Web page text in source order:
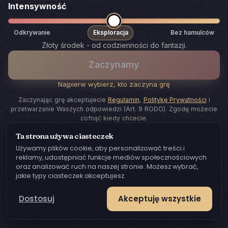
Intensywność
Odkrywanie Eksploracja Bez hamulców
Złoty środek - od codzienności do fantazji.
Zaczynamy
Najpierw wybierz, kto zaczyna grę
Zaczynając grę akceptujecie Regulamin, Politykę Prywatności i
przetwarzanie Waszych odpowiedzi (Art. 9 RODO). Zgodę możecie
cofnąć kiedy chcecie.
Ta strona używa ciasteczek
Używamy plików cookie, aby personalizować treści i
reklamy, udostępniać funkcje mediów społecznościowych
oraz analizować ruch na naszej stronie. Możesz wybrać,
jakie typy ciasteczek akceptujesz.
Akceptuję wszystkie
Dostosuj